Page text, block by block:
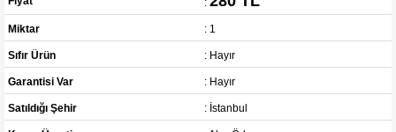
Miktar : 1
Sıfır Ürün : Hayır
Garantisi Var : Hayır
Satıldığı Şehir : İstanbul